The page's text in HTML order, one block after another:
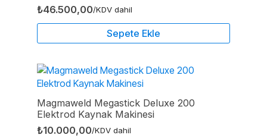
₺46.500,00/KDV dahil
Sepete Ekle
Magmaweld Megastick Deluxe 200
Elektrod Kaynak Makinesi
₺10.000,00/KDV dahil